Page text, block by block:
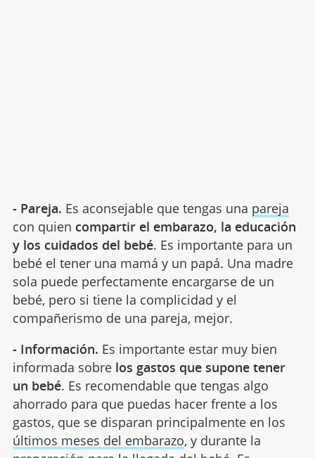
- Pareja. Es aconsejable que tengas una pareja
con quien compartir el embarazo, la educación
y los cuidados del bebé. Es importante para un
bebé el tener una mamá y un papá. Una madre
sola puede perfectamente encargarse de un
bebé, pero si tiene la complicidad y el
compañerismo de una pareja, mejor.
- Información. Es importante estar muy bien
informada sobre los gastos que supone tener
un bebé. Es recomendable que tengas algo
ahorrado para que puedas hacer frente a los
gastos, que se disparan principalmente en los
últimos meses del embarazo, y durante la